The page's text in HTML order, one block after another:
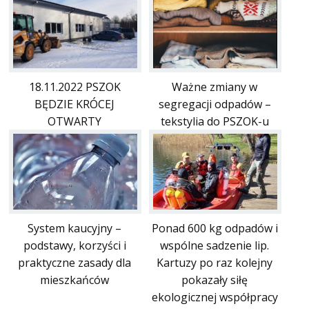
18.11.2022 PSZOK
BĘDZIE KRÓCEJ
OTWARTY
Ważne zmiany w
segregacji odpadów –
tekstylia do PSZOK-u
System kaucyjny –
podstawy, korzyści i
praktyczne zasady dla
mieszkańców
Ponad 600 kg odpadów i
wspólne sadzenie lip.
Kartuzy po raz kolejny
pokazały siłę
ekologicznej współpracy